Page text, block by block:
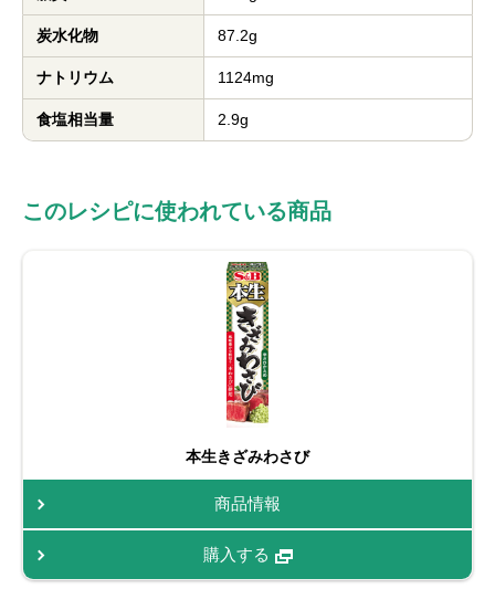
炭水化物 87.2g
ナトリウム 1124mg
食塩相当量 2.9g
このレシピに使われている商品
本生きざみわさび
商品情報
購入する